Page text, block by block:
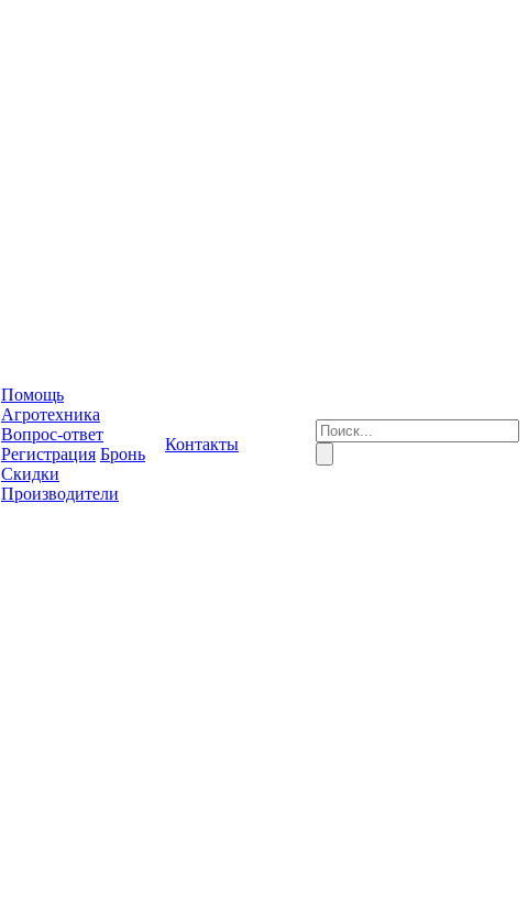
Помощь
Агротехника
Вопрос-ответ
Регистрация Бронь
Скидки
Производители
Контакты